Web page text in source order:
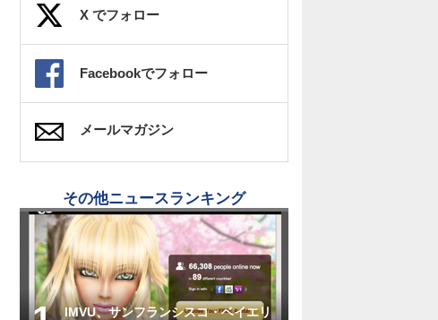
X でフォロー
Facebookでフォロー
メールマガジン
その他ニュースランキング
IMVU、サンフランシスコ・ベイエリ